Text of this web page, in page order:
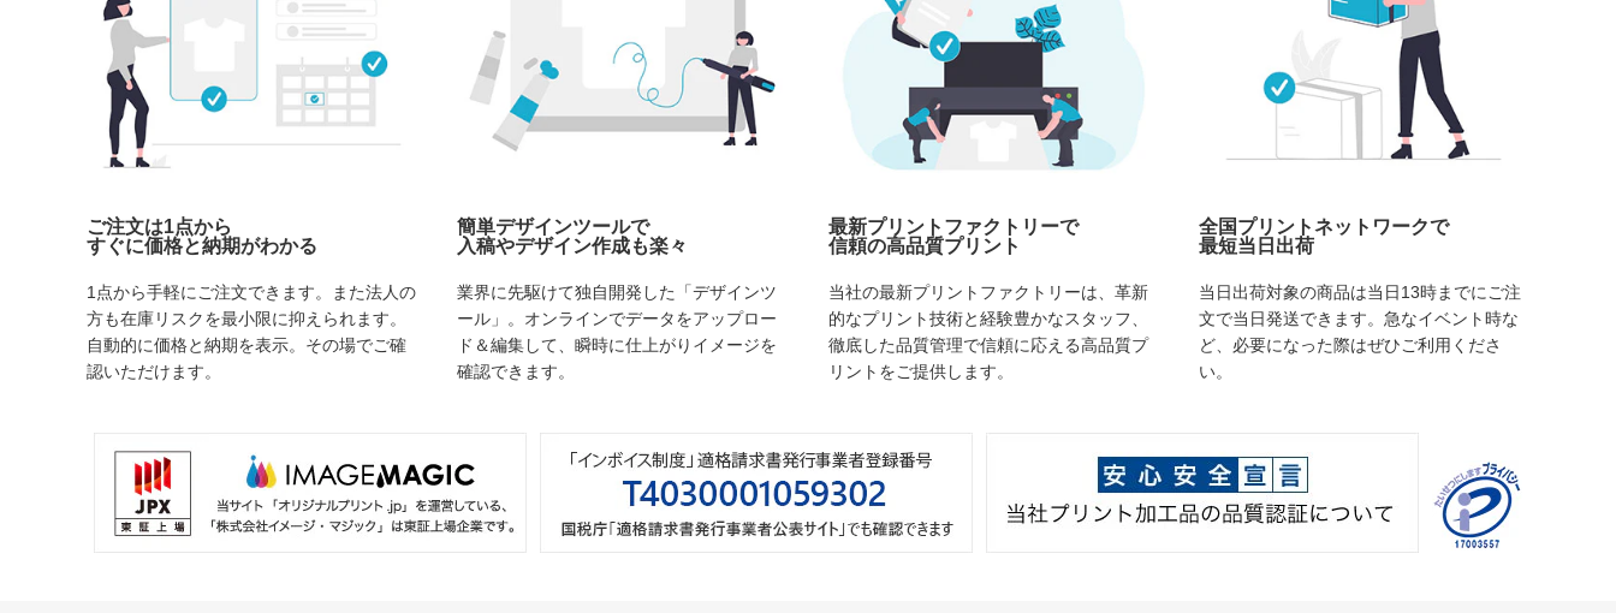
ご注文は1点から
すぐに価格と納期がわかる
1点から手軽にご注文できます。また法人の
方も在庫リスクを最小限に抑えられます。
自動的に価格と納期を表示。その場でご確
認いただけます。
簡単デザインツールで
入稿やデザイン作成も楽々
業界に先駆けて独自開発した「デザインツ
ール」。オンラインでデータをアップロー
ド＆編集して、瞬時に仕上がりイメージを
確認できます。
最新プリントファクトリーで
信頼の高品質プリント
当社の最新プリントファクトリーは、革新
的なプリント技術と経験豊かなスタッフ、
徹底した品質管理で信頼に応える高品質プ
リントをご提供します。
全国プリントネットワークで
最短当日出荷
当日出荷対象の商品は当日13時までにご注
文で当日発送できます。急なイベント時な
ど、必要になった際はぜひご利用くださ
い。